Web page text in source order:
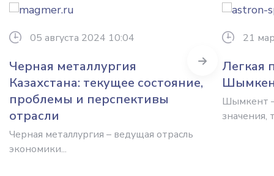
05 августа 2024 10:04
Черная металлургия
Казахстана: текущее состояние,
проблемы и перспективы
отрасли
Черная металлургия – ведущая отрасль
экономики...
21
Легкая
Шымкент –
значения,
Next